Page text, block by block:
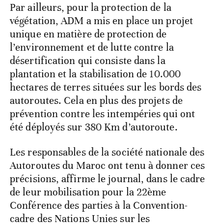
Par ailleurs, pour la protection de la
végétation, ADM a mis en place un projet
unique en matière de protection de
l’environnement et de lutte contre la
désertification qui consiste dans la
plantation et la stabilisation de 10.000
hectares de terres situées sur les bords des
autoroutes. Cela en plus des projets de
prévention contre les intempéries qui ont
été déployés sur 380 Km d’autoroute.
Les responsables de la société nationale des
Autoroutes du Maroc ont tenu à donner ces
précisions, affirme le journal, dans le cadre
de leur mobilisation pour la 22ème
Conférence des parties à la Convention-
cadre des Nations Unies sur les